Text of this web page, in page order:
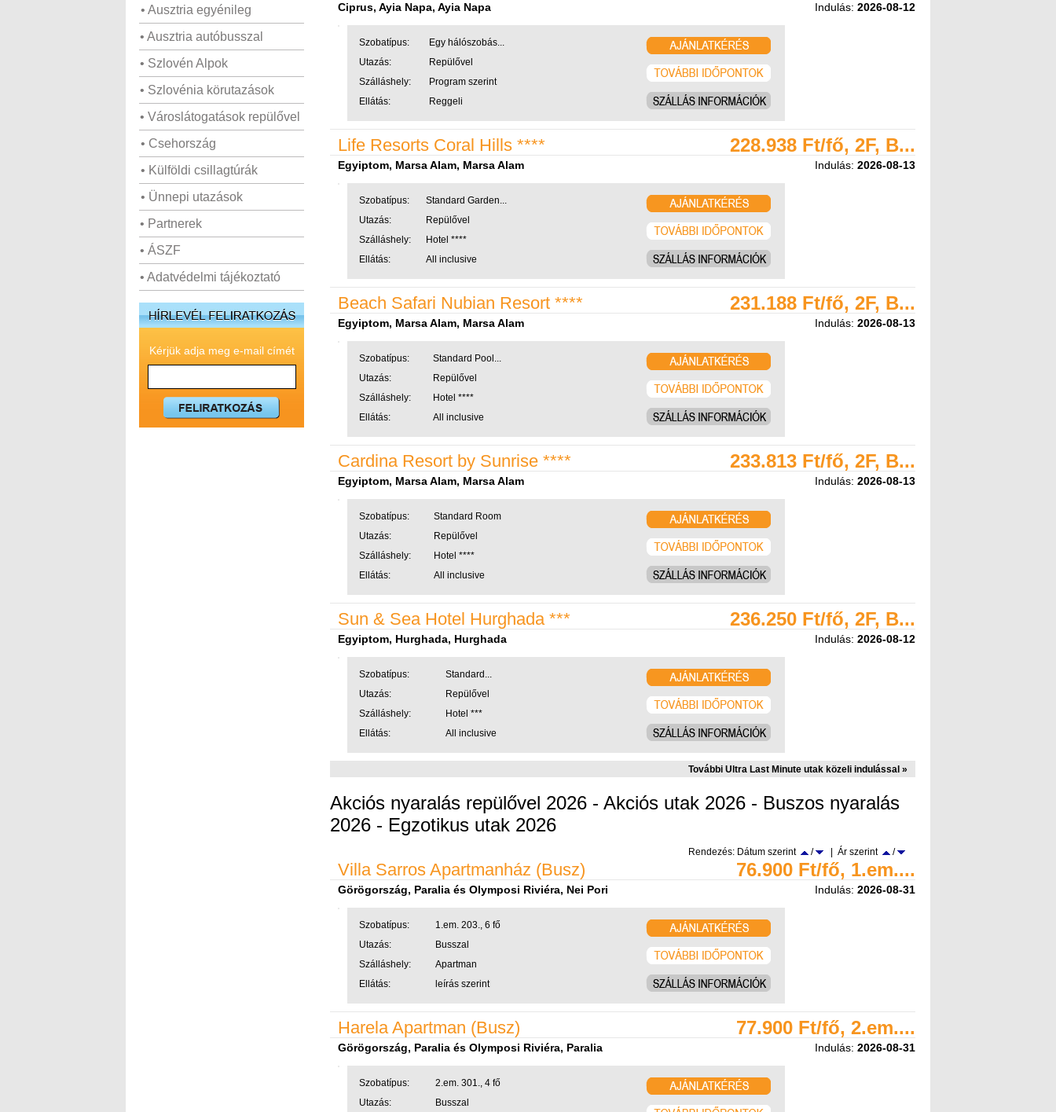
• Ausztria egyénileg
• Ausztria autóbusszal
• Szlovén Alpok
• Szlovénia körutazások
• Városlátogatások repülővel
• Csehország
• Külföldi csillagtúrák
• Ünnepi utazások
• Partnerek
• ÁSZF
• Adatvédelmi tájékoztató
Kérjük adja meg e-mail címét
Ciprus, Ayia Napa, Ayia Napa Indulás: 2026-08-12
Szobatípus:
Egy hálószobás...
Utazás:
Repülővel
Szálláshely:
Program szerint
Ellátás:
Reggeli
Life Resorts Coral Hills **** 228.938 Ft/fő, 2F, B...
Egyiptom, Marsa Alam, Marsa Alam Indulás: 2026-08-13
Szobatípus:
Standard Garden...
Utazás:
Repülővel
Szálláshely:
Hotel ****
Ellátás:
All inclusive
Beach Safari Nubian Resort **** 231.188 Ft/fő, 2F, B...
Egyiptom, Marsa Alam, Marsa Alam Indulás: 2026-08-13
Szobatípus:
Standard Pool...
Utazás:
Repülővel
Szálláshely:
Hotel ****
Ellátás:
All inclusive
Cardina Resort by Sunrise **** 233.813 Ft/fő, 2F, B...
Egyiptom, Marsa Alam, Marsa Alam Indulás: 2026-08-13
Szobatípus:
Standard Room
Utazás:
Repülővel
Szálláshely:
Hotel ****
Ellátás:
All inclusive
Sun & Sea Hotel Hurghada *** 236.250 Ft/fő, 2F, B...
Egyiptom, Hurghada, Hurghada Indulás: 2026-08-12
Szobatípus:
Standard...
Utazás:
Repülővel
Szálláshely:
Hotel ***
Ellátás:
All inclusive
További Ultra Last Minute utak közeli indulással »
Akciós nyaralás repülővel 2026 - Akciós utak 2026 - Buszos nyaralás
2026 - Egzotikus utak 2026
Rendezés: Dátum szerint / | Ár szerint /
Villa Sarros Apartmanház (Busz) 76.900 Ft/fő, 1.em....
Görögország, Paralia és Olymposi Riviéra, Nei Pori Indulás: 2026-08-31
Szobatípus:
1.em. 203., 6 fő
Utazás:
Busszal
Szálláshely:
Apartman
Ellátás:
leírás szerint
Harela Apartman (Busz) 77.900 Ft/fő, 2.em....
Görögország, Paralia és Olymposi Riviéra, Paralia Indulás: 2026-08-31
Szobatípus:
2.em. 301., 4 fő
Utazás:
Busszal